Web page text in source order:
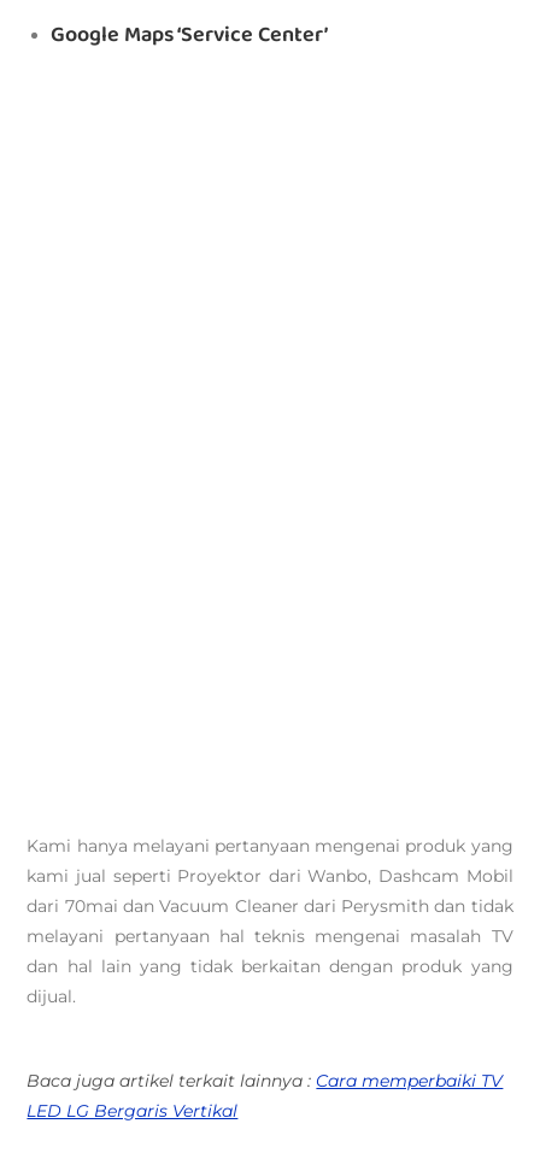
Google Maps ‘Service Center’
Kami hanya melayani pertanyaan mengenai produk yang
kami jual seperti Proyektor dari Wanbo, Dashcam Mobil
dari 70mai dan Vacuum Cleaner dari Perysmith dan tidak
melayani pertanyaan hal teknis mengenai masalah TV
dan hal lain yang tidak berkaitan dengan produk yang
dijual.
Baca juga artikel terkait lainnya : Cara memperbaiki TV
LED LG Bergaris Vertikal